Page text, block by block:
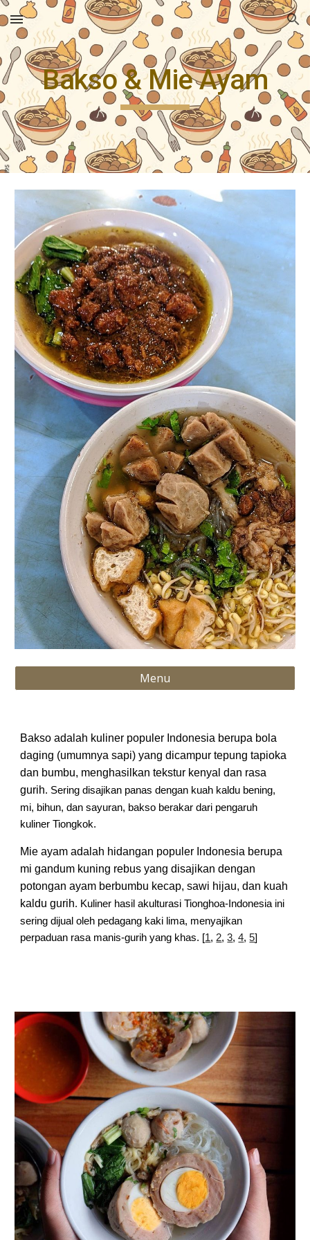
Skip to main content Skip to navigation
Bakso & Mie Ayam
Menu
Bakso adalah kuliner populer Indonesia berupa bola
daging (umumnya sapi) yang dicampur tepung tapioka
dan bumbu, menghasilkan tekstur kenyal dan rasa
gurih. Sering disajikan panas dengan kuah kaldu bening,
mi, bihun, dan sayuran, bakso berakar dari pengaruh
kuliner Tiongkok.
Mie ayam adalah hidangan populer Indonesia berupa
mi gandum kuning rebus yang disajikan dengan
potongan ayam berbumbu kecap, sawi hijau, dan kuah
kaldu gurih. Kuliner hasil akulturasi Tionghoa-Indonesia ini
sering dijual oleh pedagang kaki lima, menyajikan
perpaduan rasa manis-gurih yang khas. [1, 2, 3, 4, 5]